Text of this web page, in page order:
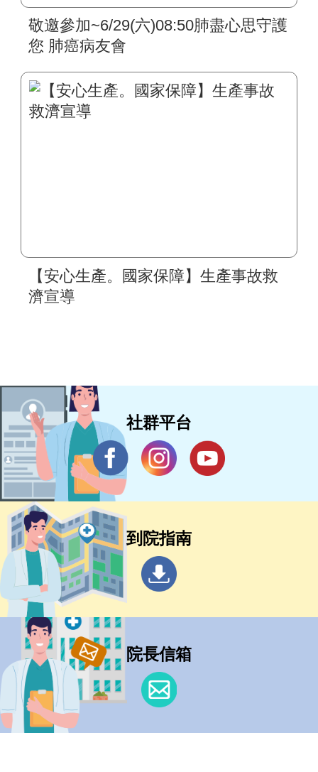
敬邀參加~6/29(六)08:50肺盡心思守護
您 肺癌病友會
【安心生產。國家保障】生產事故救
濟宣導
社群平台
到院指南
院長信箱